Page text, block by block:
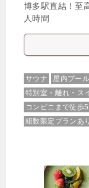
6,175円
【朝食付きプラ
博多駅直結！至
人時間
サウナ 屋内プール
特別室・離れ・ス
コンビニまで徒歩
組数限定プランあり